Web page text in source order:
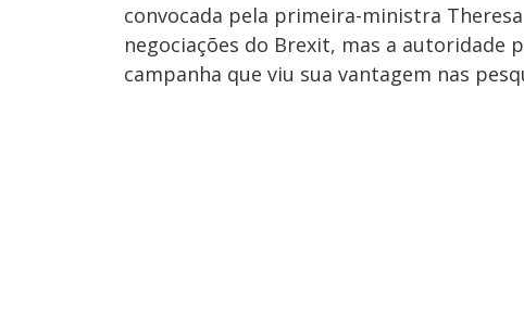
convocada pela primeira-ministra
negociações do Brexit, mas a autoridade
campanha que viu sua vantagem nas